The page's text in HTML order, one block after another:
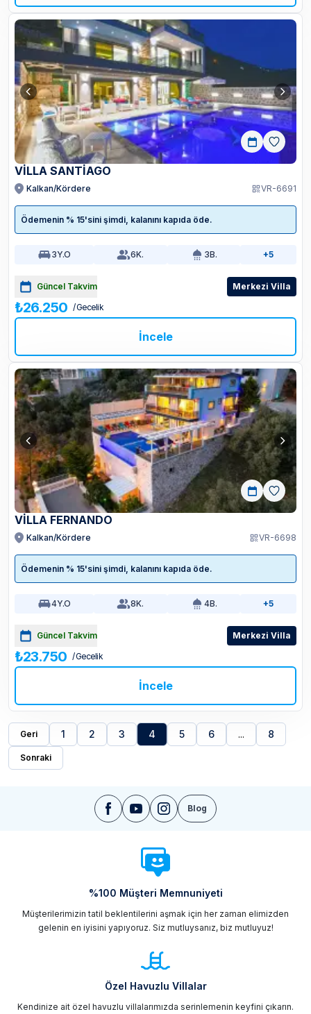
VILLA SANTIAGO
Kalkan/Kördere VR-6691
Ödemenin % 15'sini şimdi, kalanını kapıda öde.
3Y.O 6K. 3B. +5
Güncel Takvim Merkezi Villa
₺26.250 / Gecelik
İncele
VILLA FERNANDO
Kalkan/Kördere VR-6698
Ödemenin % 15'sini şimdi, kalanını kapıda öde.
4Y.O 8K. 4B. +5
Güncel Takvim Merkezi Villa
₺23.750 / Gecelik
İncele
Geri 1 2 3 4 5 6 ... 8
Sonraki
Blog
%100 Müşteri Memnuniyeti
Müşterilerimizin tatil beklentilerini aşmak için her zaman elimizden
gelenin en iyisini yapıyoruz. Siz mutluysanız, biz mutluyuz!
Özel Havuzlu Villalar
Kendinize ait özel havuzlu villalarımızda serinlemenin keyfini çıkarın.